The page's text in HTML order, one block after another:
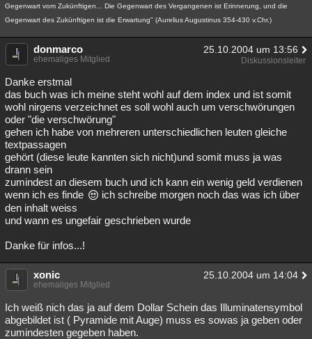
Gegenwart vom Zukünftigen... Die Gegenwart des Vergangenen ist Erinnerung, und die
Gegenwart des Zukünftigen ist die Erwartung" (Aurelius Augustinus 354-430 v.Chr.)
donmarco 25.10.2004 um 13:56
ehemaliges Mitglied Diskussionsleiter
Danke erstmal
das buch was ich meine steht wohl auf dem index und ist somit
wohl nirgens verzeichnet es soll wohl auch um verschwörungen
oder "die verschwörung"
gehen ich habe von mehreren unterschiedlichen leuten gleiche
textpassagen
gehört (diese leute kannten sich nicht)und somit muss ja was
drann sein
zumindest an diesem buch und ich kann ein wenig geld verdienen
wenn ich es finde
ich schreibe morgen noch das was ich über
den inhalt weiss
und wann es ungefair geschrieben wurde
Danke für infos...!
xonic 25.10.2004 um 14:04
ehemaliges Mitglied
Ich weiß nich das ja auf dem Dollar Schein das Illuminatensymbol
abgebildet ist ( Pyramide mit Auge) muss es sowas ja geben oder
zumindesten gegeben haben.